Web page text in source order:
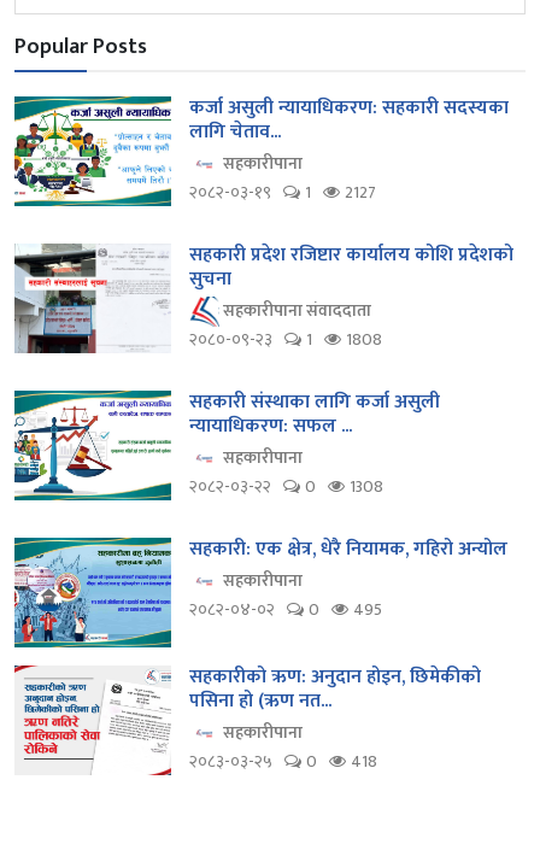
Popular Posts
कर्जा असुली न्यायाधिकरण: सहकारी सदस्यका
लागि चेताव...
सहकारीपाना
२०८२-०३-१९
1 2127
सहकारी प्रदेश रजिष्टार कार्यालय कोशि प्रदेशको
सुचना
सहकारीपाना संवाददाता
२०८०-०९-२३
1 1808
सहकारी संस्थाका लागि कर्जा असुली
न्यायाधिकरण: सफल ...
सहकारीपाना
२०८२-०३-२२
0 1308
सहकारी: एक क्षेत्र, धेरै नियामक, गहिरो अन्योल
सहकारीपाना
२०८२-०४-०२
0 495
सहकारीको ऋण: अनुदान होइन, छिमेकीको
पसिना हो (ऋण नत...
सहकारीपाना
२०८३-०३-२५
0 418